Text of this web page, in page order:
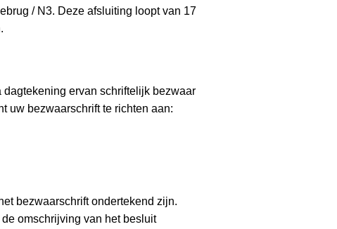
/ N3. Deze afsluiting loopt van 17
ervan schriftelijk bezwaar
uw bezwaarschrift te richten aan:
bezwaarschrift ondertekend zijn.
omschrijving van het besluit